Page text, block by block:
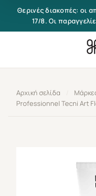
Μετάβαση στο περιεχόμενο
Θερινές διακοπές: οι
17/8. Οι
Αρχική σελίδα
Professionnel Tecni Art